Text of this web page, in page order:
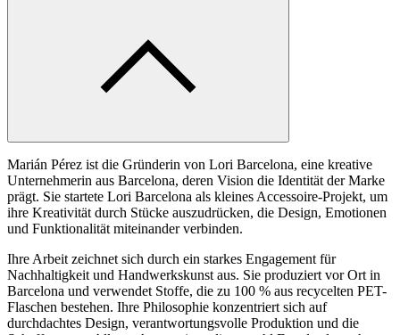
Marián Pérez ist die Gründerin von Lori Barcelona, eine kreative
Unternehmerin aus Barcelona, deren Vision die Identität der Marke
prägt. Sie startete Lori Barcelona als kleines Accessoire-Projekt, um
ihre Kreativität durch Stücke auszudrücken, die Design, Emotionen
und Funktionalität miteinander verbinden.
Ihre Arbeit zeichnet sich durch ein starkes Engagement für
Nachhaltigkeit und Handwerkskunst aus. Sie produziert vor Ort in
Barcelona und verwendet Stoffe, die zu 100 % aus recycelten PET-
Flaschen bestehen. Ihre Philosophie konzentriert sich auf
durchdachtes Design, verantwortungsvolle Produktion und die